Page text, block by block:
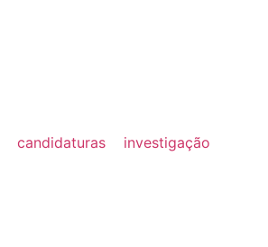
candidaturas
investigação